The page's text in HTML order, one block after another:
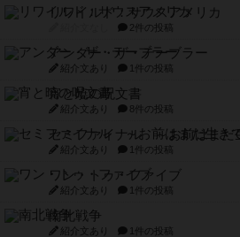
リワイルド：サウスアメリカ
2件の投稿
アンダー・ザ・テーブラー
紹介文あり 1件の投稿
宵と暁の呪文書
紹介文あり 8件の投稿
セミファイナル ～お前はまだ
紹介文あり 1件の投稿
ワン・トゥ・ファイブ
紹介文あり 1件の投稿
南北戦争
紹介文あり 1件の投稿